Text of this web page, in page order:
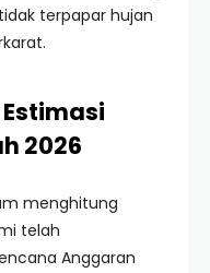
terpapar hujan
2026
menghitung
telah
Anggaran